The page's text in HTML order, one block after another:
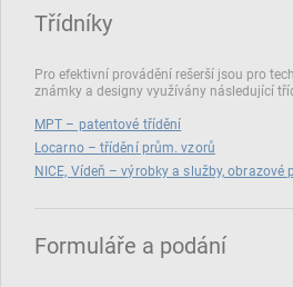
Třídníky
Pro efektivní provádění rešerší jsou pro
známky a designy využívány následující
MPT – patentové třídění
Locarno – třídění prům. vzorů
NICE, Vídeň – výrobky a služby,
Formuláře a podání